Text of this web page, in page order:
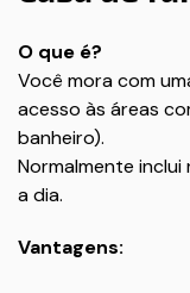
O que é?
Você mora com
acesso às áreas
banheiro).
Normalmente
a dia.
Vantagens: